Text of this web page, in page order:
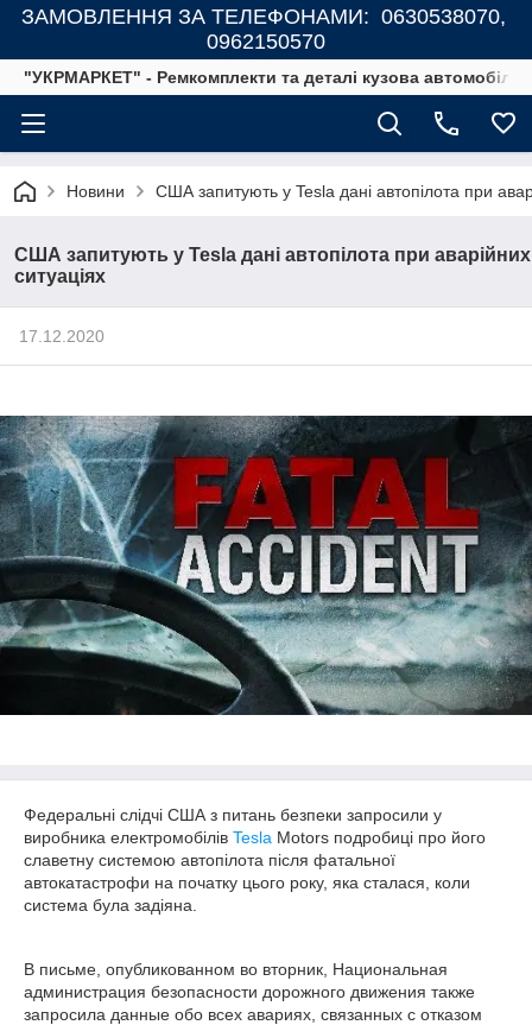
ЗАМОВЛЕННЯ ЗА ТЕЛЕФОНАМИ: 0630538070,
0962150570
"УКРМАРКЕТ" - Ремкомплекти та деталі кузова автомобілів
Новини США запитують у Tesla дані автопілота при
США запитують у Tesla дані автопілота при аварійних
ситуаціях
17.12.2020
Федеральні слідчі США з питань безпеки запросили у
виробника електромобілів Tesla Motors подробиці про його
славетну системою автопілота після фатальної
автокатастрофи на початку цього року, яка сталася, коли
система була задіяна.
В письме, опубликованном во вторник, Национальная
администрация безопасности дорожного движения также
запросила данные обо всех авариях, связанных с отказом